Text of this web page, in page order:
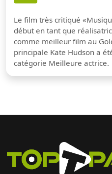
Le film très critiqué
début en tant que
comme meilleur film au
principale Kate Hudson a
catégorie Meilleure actrice.